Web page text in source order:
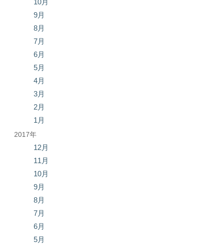
10月
9月
8月
7月
6月
5月
4月
3月
2月
1月
2017年
12月
11月
10月
9月
8月
7月
6月
5月